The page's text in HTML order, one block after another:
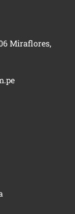
Miraflores,